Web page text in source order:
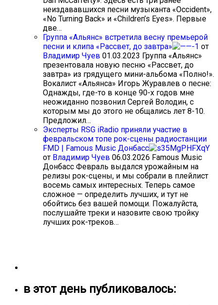
неиздававшихся песни музыканта «Occident»,
«No Turning Back» и «Children’s Eyes». Первые
две…
Группа «Альянс» встретила весну премьерой
песни и клипа «Рассвет, до завтра»
от
Владимир Чуев 01.03.2023 Группа «Альянс»
презентовала новую песню «Рассвет, до
завтра» из грядущего мини-альбома «Полно!».
Вокалист «Альянса» Игорь Журавлев о песне:
Однажды, где-то в конце 90-х годов мне
неожиданно позвонил Сергей Володин, с
которым мы до этого не общались лет 8-10.
Предложил…
Эксперты RSG iRadio приняли участие в
февральском топе рок-сцены радиостанции
FMD | Famous Music Донбасс
от Владимир Чуев 06.03.2026 Famous Music
Донбасс Февраль выдался урожайным на
релизы рок-сцены, и мы собрали в плейлист
восемь самых интересных. Теперь самое
сложное — определить лучших, и тут не
обойтись без вашей помощи. Пожалуйста,
послушайте треки и назовите свою тройку
лучших рок-треков…
в этот день публиковалось: